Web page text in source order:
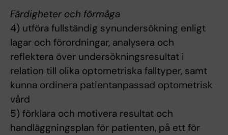
Färdigheter och förmåga
4) utföra fullständig synundersökning enligt
lagar och förordningar, analysera och
reflektera över undersökningsresultat i
relation till olika optometriska falltyper, samt
kunna ordinera patientanpassad optometrisk
vård
5) förklara och motivera resultat och
handläggningsplan för patienten, på ett för